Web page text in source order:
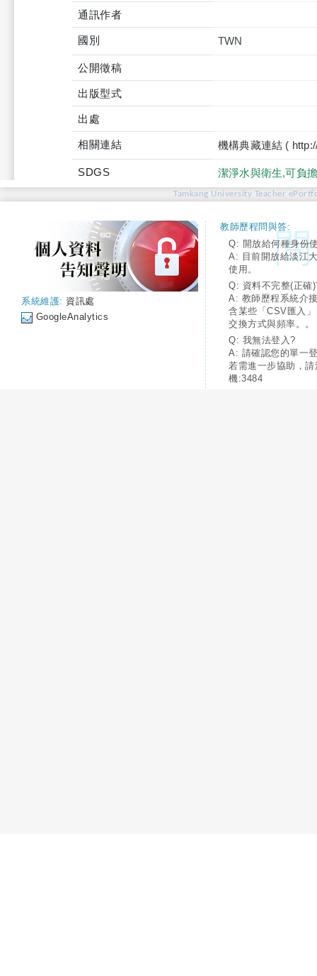
通訊作者
國別 TWN
公開徵稿
出版型式
出處
相關連結 機構典藏連結 (
SDGS 潔淨水與衛生,可負
Tamkang University Teacher
系統維護: 資訊處
GoogleAnalytics
教師歷程問與答:
Q: 開放給何種身份
A: 目前開放給淡江
使用。
Q: 資料不完整(正確
A: 教師歷程系統介
含某些「CSV匯入
交換方式與頻率。。
Q: 我無法登入?
A: 請確認您的單一
若需進一步協助，
機:3484